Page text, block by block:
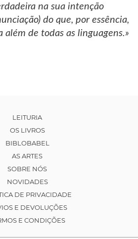
na sua intenção
do que, por essência,
além de todas as linguagens.»
LEITURIA
OS LIVROS
BIBLOBABEL
AS ARTES
SOBRE NÓS
NOVIDADES
DE PRIVACIDADE
E DEVOLUÇÕES
E CONDIÇÕES